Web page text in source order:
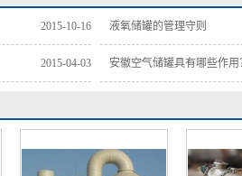
2015-10-16 液氧储罐的管理守则
2015-04-03 安徽空气储罐具有哪些作用